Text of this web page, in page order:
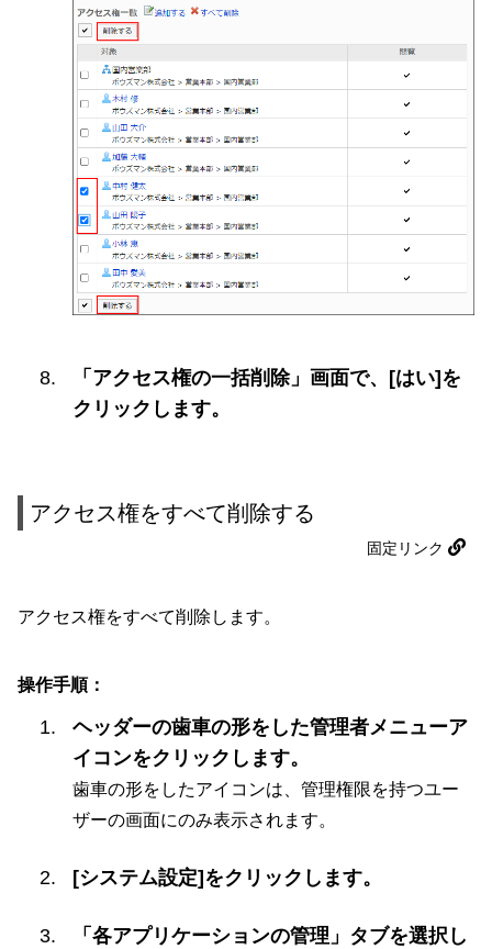
「アクセス権の一括削除」画面で、[はい]を
クリックします。
アクセス権をすべて削除する
固定リンク
アクセス権をすべて削除します。
操作手順：
ヘッダーの歯車の形をした管理者メニューア
イコンをクリックします。
歯車の形をしたアイコンは、管理権限を持つユー
ザーの画面にのみ表示されます。
[システム設定]をクリックします。
「各アプリケーションの管理」タブを選択し